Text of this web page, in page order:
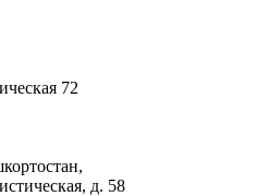
72
д. 58